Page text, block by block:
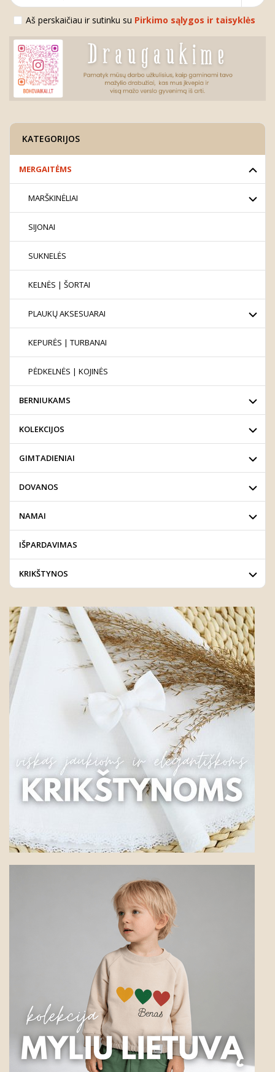
Aš perskaičiau ir sutinku su Pirkimo sąlygos ir taisyklės
KATEGORIJOS
MERGAITĖMS
MARŠKINĖLIAI
SIJONAI
SUKNELĖS
KELNĖS | ŠORTAI
PLAUKŲ AKSESUARAI
KEPURĖS | TURBANAI
PĖDKELNĖS | KOJINĖS
BERNIUKAMS
KOLEKCIJOS
GIMTADIENIAI
DOVANOS
NAMAI
IŠPARDAVIMAS
KRIKŠTYNOS